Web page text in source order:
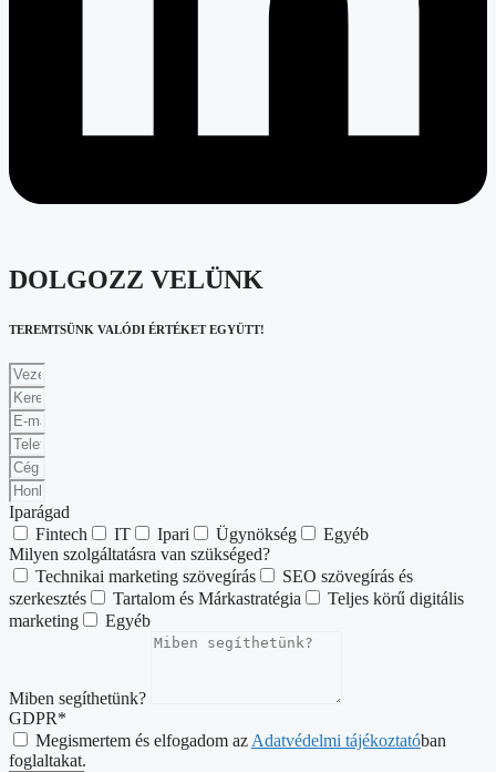
DOLGOZZ VELÜNK
TEREMTSÜNK VALÓDI ÉRTÉKET EGYÜTT!
Iparágad
Fintech
IT Ipari Ügynökség
Egyéb
Milyen szolgáltatásra van szükséged?
Technikai marketing szövegírás
SEO szövegírás és
szerkesztés
Tartalom és Márkastratégia
Teljes körű digitális
marketing
Egyéb
Miben segíthetünk?
GDPR*
Megismertem és elfogadom azAdatvédelmi tájékoztatóban
foglaltakat.